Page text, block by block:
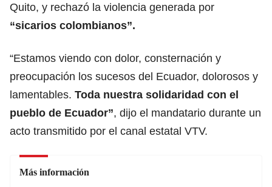
Quito, y rechazó la violencia generada por
“sicarios colombianos”.
“Estamos viendo con dolor, consternación y
preocupación los sucesos del Ecuador, dolorosos y
lamentables. Toda nuestra solidaridad con el
pueblo de Ecuador”, dijo el mandatario durante un
acto transmitido por el canal estatal VTV.
Más información